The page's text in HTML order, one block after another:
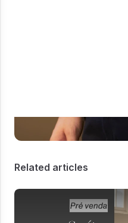
Related articles